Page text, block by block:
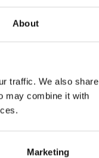
About
traffic. We also share
may combine it with
Marketing
266899
Hans J Wegner